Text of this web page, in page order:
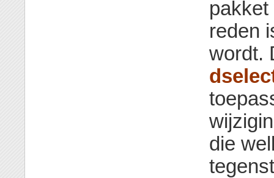
reden
wordt.
die